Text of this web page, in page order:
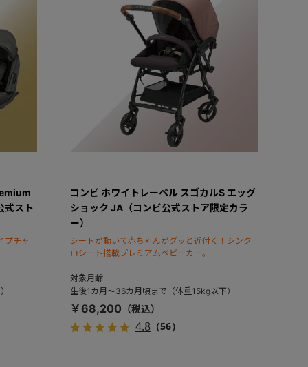
式スト
プチャ
コンビ ホワイトレーベル スゴカルS エッグ
ショック JA（コンビ公式ストア限定カラ
ー）
シートが動いて赤ちゃんがグッと近付く！シンク
ロシート搭載プレミアムベビーカー。
対象月齢
生後1カ月～36カ月頃まで（体重15kg以下）
￥68,200
4.8（56）